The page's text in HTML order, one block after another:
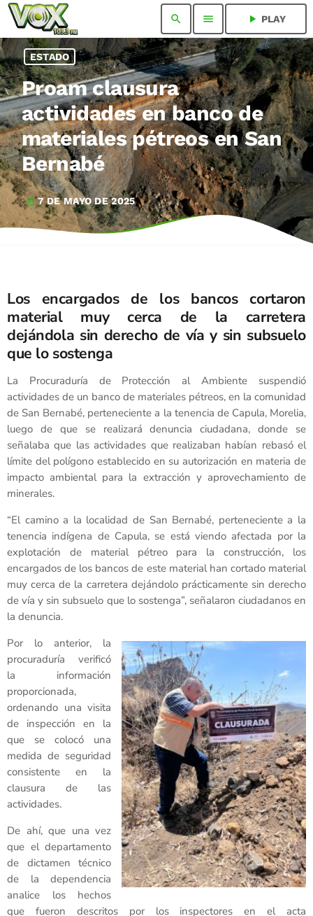
search menu play_arrow PLAY
ESTADO
Proam clausura
actividades en banco de
materiales pétreos en San
Bernabé
today 7 DE MAYO DE 2025
Los encargados de los bancos cortaron
material muy cerca de la carretera
dejándola sin derecho de vía y sin subsuelo
que lo sostenga
La Procuraduría de Protección al Ambiente suspendió
actividades de un banco de materiales pétreos, en la comunidad
de San Bernabé, perteneciente a la tenencia de Capula, Morelia,
luego de que se realizará denuncia ciudadana, donde se
señalaba que las actividades que realizaban habían rebasó el
límite del polígono establecido en su autorización en materia de
impacto ambiental para la extracción y aprovechamiento de
minerales.
“El camino a la localidad de San Bernabé, perteneciente a la
tenencia indígena de Capula, se está viendo afectada por la
explotación de material pétreo para la construcción, los
encargados de los bancos de este material han cortado material
muy cerca de la carretera dejándolo prácticamente sin derecho
de vía y sin subsuelo que lo sostenga”, señalaron ciudadanos en
la denuncia.
Por lo anterior, la
procuraduría verificó
la información
proporcionada,
ordenando una visita
de inspección en la
que se colocó una
medida de seguridad
consistente en la
clausura de las
actividades.
De ahí, que una vez
que el departamento
de dictamen técnico
de la dependencia
analice los hechos
que fueron descritos por los inspectores en el acta